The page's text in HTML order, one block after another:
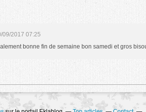
09/2017 07:25
bonne fin de semaine bon samedi et gros